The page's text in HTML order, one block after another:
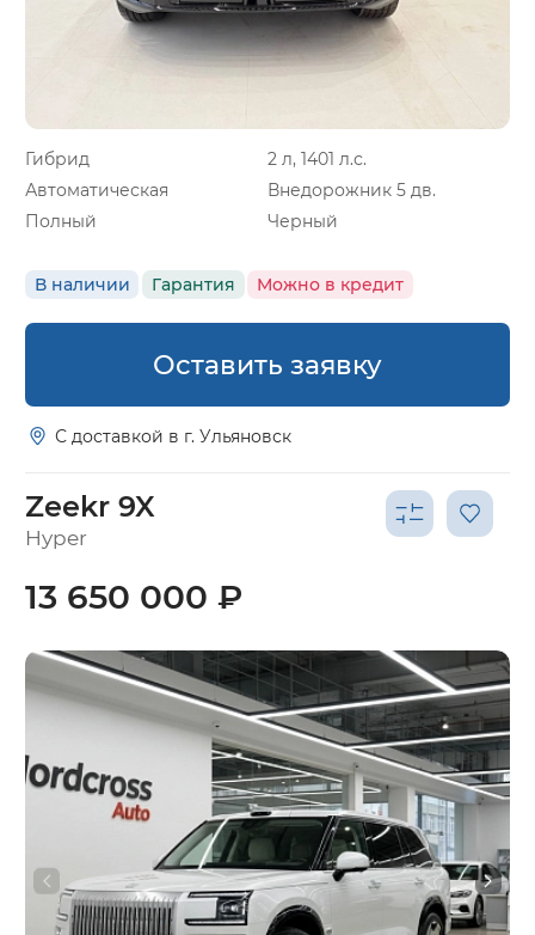
Гибрид
2 л, 1401 л.с.
Автоматическая
Внедорожник 5 дв.
Полный
Черный
В наличии Гарантия Можно в кредит
Оставить заявку
С доставкой в г. Ульяновск
Zeekr 9X
Hyper
13 650 000 ₽